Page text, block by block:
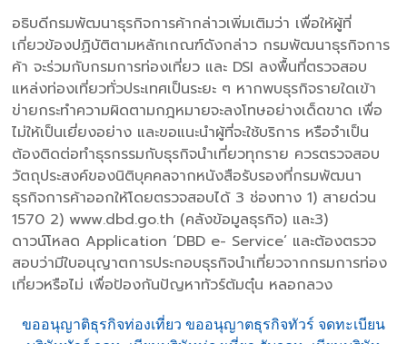
อธิบดีกรมพัฒนาธุรกิจการค้ากล่าวเพิ่มเติมว่า เพื่อให้ผู้ที่
เกี่ยวข้องปฏิบัติตามหลักเกณฑ์ดังกล่าว กรมพัฒนาธุรกิจการ
ค้า จะร่วมกับกรมการท่องเที่ยว และ DSI ลงพื้นที่ตรวจสอบ
แหล่งท่องเที่ยวทั่วประเทศเป็นระยะ ๆ หากพบธุรกิจรายใดเข้า
ข่ายกระทำความผิดตามกฎหมายจะลงโทษอย่างเด็ดขาด เพื่อ
ไม่ให้เป็นเยี่ยงอย่าง และขอแนะนำผู้ที่จะใช้บริการ หรือจำเป็น
ต้องติดต่อทำธุรกรรมกับธุรกิจนำเที่ยวทุกราย ควรตรวจสอบ
วัตถุประสงค์ของนิติบุคคลจากหนังสือรับรองที่กรมพัฒนา
ธุรกิจการค้าออกให้โดยตรวจสอบได้ 3 ช่องทาง 1) สายด่วน
1570 2) www.dbd.go.th (คลังข้อมูลธุรกิจ) และ3)
ดาวน์โหลด Application ‘DBD e- Service’ และต้องตรวจ
สอบว่ามีใบอนุญาตการประกอบธุรกิจนำเที่ยวจากกรมการท่อง
เที่ยวหรือไม่ เพื่อป้องกันปัญหาทัวร์ต้มตุ๋น หลอกลวง
ขออนุญาติธุรกิจท่องเที่ยว ขออนุญาตธุรกิจทัวร์ จดทะเบียน